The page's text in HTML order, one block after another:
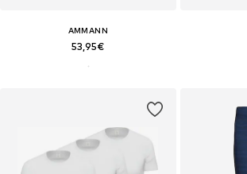
AMMANN
53,95€